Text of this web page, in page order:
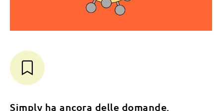
Simply ha ancora delle domande.